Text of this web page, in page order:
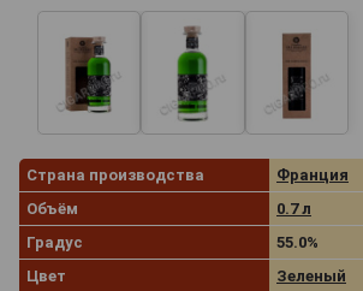
Страна производства
Франция
Объём
0.7 л
Градус
55.0%
Цвет
Зеленый